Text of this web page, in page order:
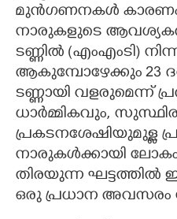
മുൻഗണനകൾ കാരണം
നാരുകളുടെ ആവശ്യകത
ടണ്ണിൽ (എംഎംടി)
ആകുമ്പോഴേക്കും 23
ടണ്ണായി വളരുമെന്ന്
ധാർമ്മികവും,
പ്രകടനശേഷിയുമുള്ള
നാരുകൾക്കായി
തിരയുന്ന ഘട്ടത്തിൽ
ഒരു പ്രധാന